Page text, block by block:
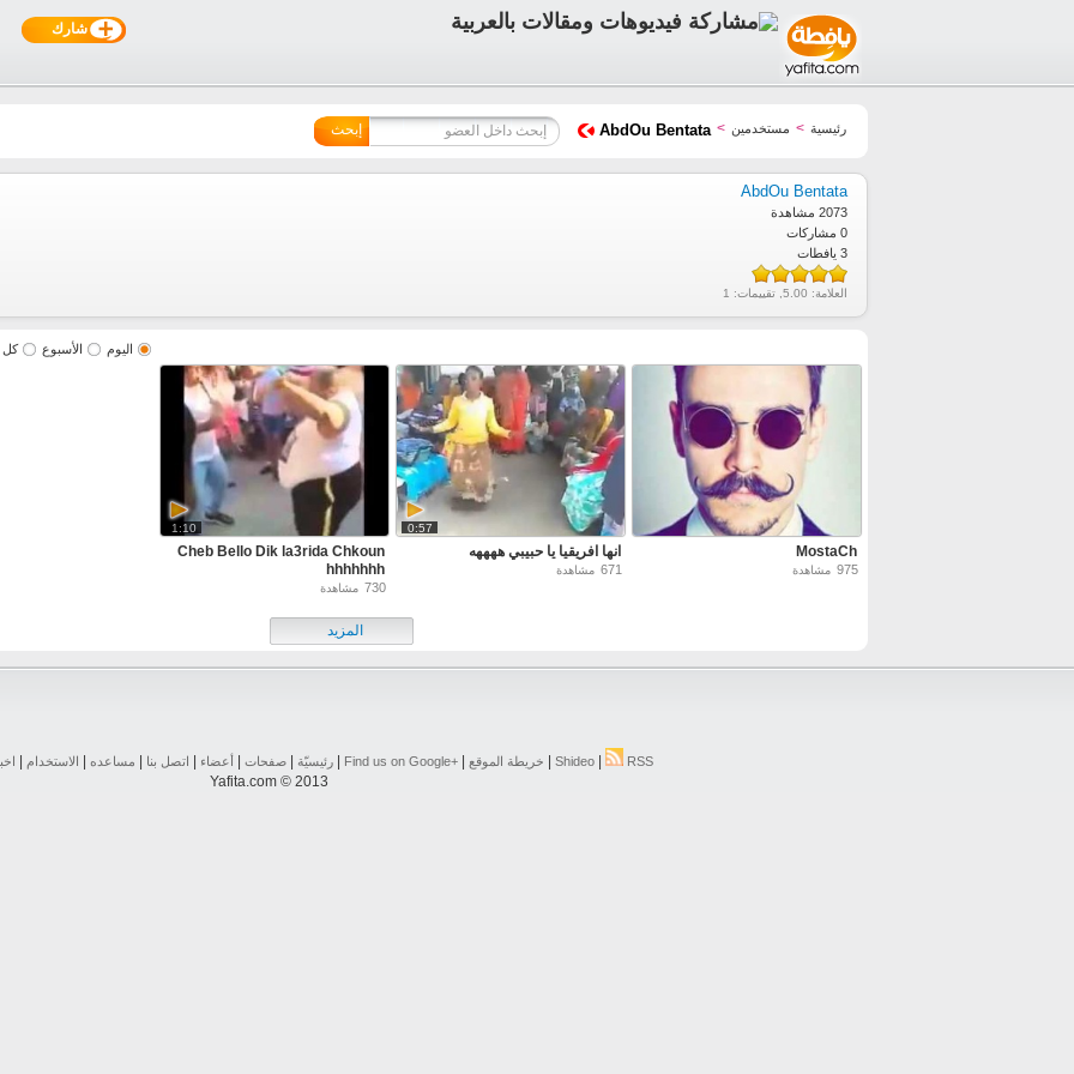
شارك
رئيسية > مستخدمين >
AbdOu Bentata إبحث
AbdOu Bentata
2073 مشاهدة
0 مشاركات
3 يافطات
العلامة: 5.00 , تقييمات: 1
اليوم الأسبوع كل
MostaCh
975 مشاهدة
0:57
انها افريقيا يا حبيبي ههههه
671 مشاهدة
1:10
Cheb Bello Dik la3rida Chkoun
hhhhhhh
730 مشاهدة
المزيد
Shideo RSS خريطة الموقع Find us on ‪Google+‬‏ رئيسيّة صفحات أعضاء اتصل بنا مساعده الاستخدام
Yafita.com © 2013